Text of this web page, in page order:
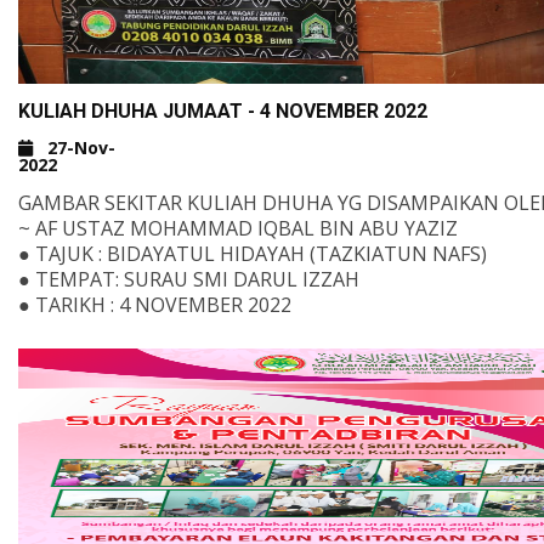
JUMAAT
4 NOVEMBER 2022
4.40 PETANG.
KULIAH DHUHA JUMAAT - 4 NOVEMBER 2022
27-Nov-
2022
GAMBAR SEKITAR KULIAH DHUHA YG DISAMPAIKAN
~ AF USTAZ MOHAMMAD IQBAL BIN ABU YAZIZ
● TAJUK : BIDAYATUL HIDAYAH (TAZKIATUN NAFS)
● TEMPAT: SURAU SMI DARUL IZZAH
● TARIKH : 4 NOVEMBER 2022
DI DARUL IZZAH BOLEH SALURKAN TERUS KE AKAUN
ISLAM BERIKUT;
TABUNG PENDIDIKAN DARUL IZZAH
0208 4010 035 015
TABUNG PEMBANGUNAN DARUL IZZAH
0208 4010 034 038